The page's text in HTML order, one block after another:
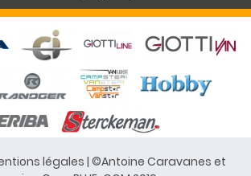
légales | ©Antoine Caravanes et